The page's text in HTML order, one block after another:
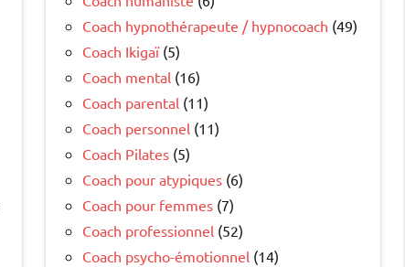
Coach hypnothérapeute / hypnocoach (49)
Coach Ikigaï(5)
Coach mental (16)
Coach parental (11)
Coach personnel (11)
Coach Pilates (5)
Coach pour atypiques (6)
Coach pour femmes (7)
Coach professionnel (52)
Coach psycho-émotionnel (14)